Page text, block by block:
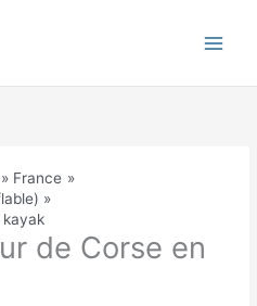
France
kayak
de Corse en